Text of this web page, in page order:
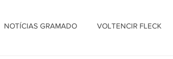
NOTÍCIAS GRAMADO VOLTENCIR FLECK